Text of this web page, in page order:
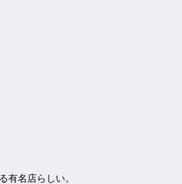
有名店らしい。